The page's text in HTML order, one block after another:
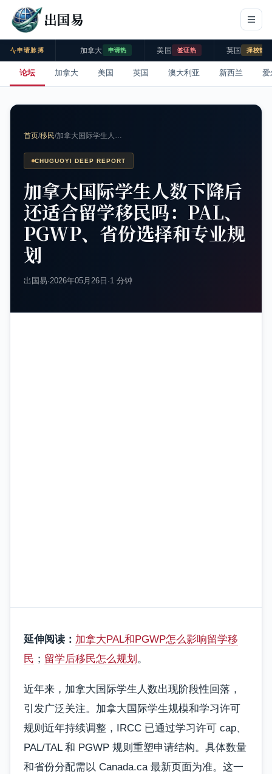
出国易
申请脉搏 加拿大 申请热 美国 签证热 英国 择校热
论坛 加拿大 美国 英国 澳大利亚 新西兰 爱
首页/移民/加拿大国际学生人…
CHUGUOYI DEEP REPORT
加拿大国际学生人数下降后
还适合留学移民吗：PAL、
PGWP、省份选择和专业规
划
出国易·2026年05月26日 ·1 分钟
延伸阅读： 加拿大PAL和PGWP怎么影响留学移
民 ； 留学后移民怎么规划 。
近年来，加拿大国际学生人数出现阶段性回落，
引发广泛关注。加拿大国际学生规模和学习许可
规则近年持续调整，IRCC 已通过学习许可 cap、
PAL/TAL 和 PGWP 规则重塑申请结构。具体数量
和省份分配需以 Canada.ca 最新页面为准。这一